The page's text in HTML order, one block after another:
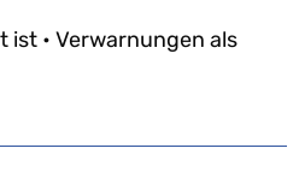
ist • Verwarnungen als